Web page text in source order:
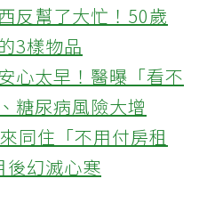
反幫了大忙！50歲
3樣物品
心太早！醫曝「看不
糖尿病風險大增
同住「不用付房租
後幻滅心寒